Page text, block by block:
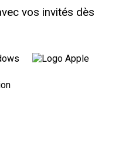
vos invités dès